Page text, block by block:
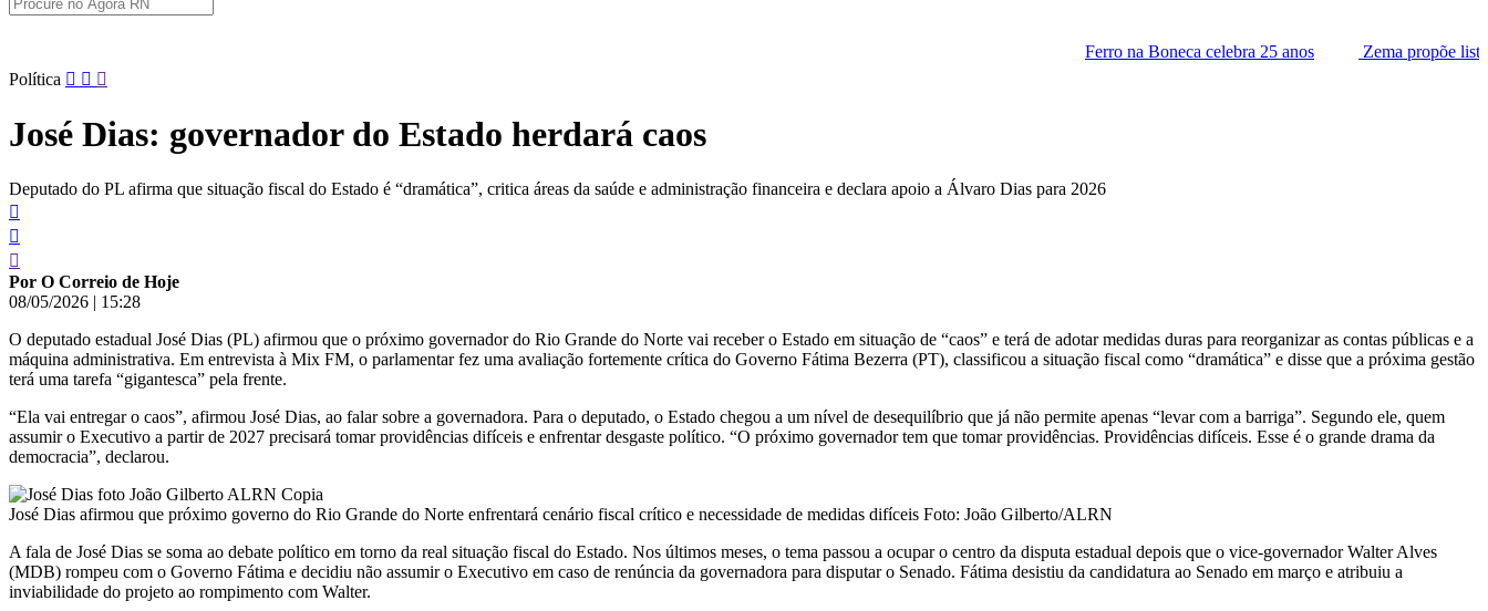
Ferro na Boneca celebra 25 anos
Zema propõe lista tríplice para
Pular
conteúdo
Política
José Dias: governador do Estado herdará caos
Deputado do PL afirma que situação fiscal do Estado é “dramática”, critica áreas da saúde e administração financeira e declara apoio a Álvaro Dias para 2026
Por O Correio de Hoje
08/05/2026 | 15:28
O deputado estadual José Dias (PL) afirmou que o próximo governador do Rio Grande do Norte vai receber o Estado em situação de “caos” e terá de adotar medidas duras para reorganizar as contas públicas e a
máquina administrativa. Em entrevista à Mix FM, o parlamentar fez uma avaliação fortemente crítica do Governo Fátima Bezerra (PT), classificou a situação fiscal como “dramática” e disse que a próxima gestão
terá uma tarefa “gigantesca” pela frente.
“Ela vai entregar o caos”, afirmou José Dias, ao falar sobre a governadora. Para o deputado, o Estado chegou a um nível de desequilíbrio que já não permite apenas “levar com a barriga”. Segundo ele, quem
assumir o Executivo a partir de 2027 precisará tomar providências difíceis e enfrentar desgaste político. “O próximo governador tem que tomar providências. Providências difíceis. Esse é o grande drama da
democracia”, declarou.
José Dias afirmou que próximo governo do Rio Grande do Norte enfrentará cenário fiscal crítico e necessidade de medidas difíceis Foto: João Gilberto/ALRN
A fala de José Dias se soma ao debate político em torno da real situação fiscal do Estado. Nos últimos meses, o tema passou a ocupar o centro da disputa estadual depois que o vice-governador Walter Alves
(MDB) rompeu com o Governo Fátima e decidiu não assumir o Executivo em caso de renúncia da governadora para disputar o Senado. Fátima desistiu da candidatura ao Senado em março e atribuiu a
inviabilidade do projeto ao rompimento com Walter.